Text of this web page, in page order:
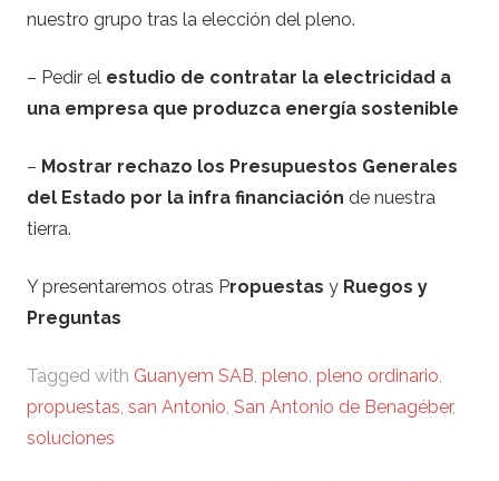
nuestro grupo tras la elección del pleno.
– Pedir el estudio de contratar la electricidad a
una empresa que produzca energía sostenible
– Mostrar rechazo los Presupuestos Generales
del Estado por la infra financiación de nuestra
tierra.
Y presentaremos otras Propuestas y Ruegos y
Preguntas
Tagged with Guanyem SAB, pleno, pleno ordinario,
propuestas, san Antonio, San Antonio de Benagéber,
soluciones